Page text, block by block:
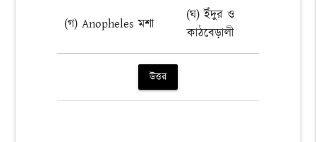
(গ) Anopheles মশা
(ঘ) ইঁদুর ও
কাঠবেড়ালী
উত্তর